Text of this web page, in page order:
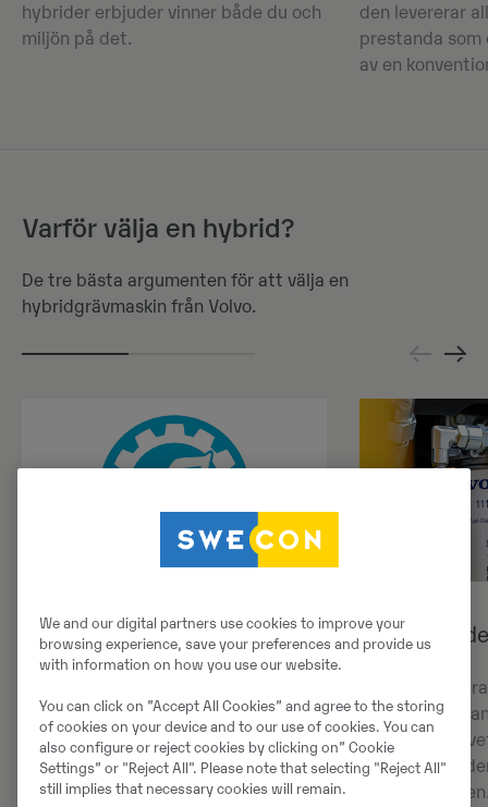
hybrider erbjuder vinner både du och
miljön på det.
den levererar
prestanda som
av en
Varför välja en hybrid?
De tre bästa argumenten för att välja en
hybridgrävmaskin från Volvo.
Attrahera högkvalificerade
förare
Volvos hybridgrävmaskiner är inte
bara en kvalitetsprodukt när det
gäller den robusta konstruktionen
och motorn, utan även när det gäller
Enklare
Det nya
kräver färre
minskar
minimerar
We and our digital partners use cookies to improve your
browsing experience, save your preferences and provide us
with information on how you use our website.
You can click on ”Accept All Cookies” and agree to the storing
of cookies on your device and to our use of cookies. You can
also configure or reject cookies by clicking on” Cookie
Settings” or "Reject All". Please note that selecting "Reject All"
still implies that necessary cookies will remain.